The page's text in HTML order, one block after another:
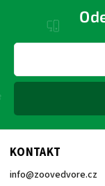
KONTAKT
info@zoovedvore.cz